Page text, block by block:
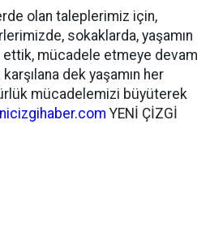
olan taleplerimiz için,
sokaklarda, yaşamın
ettik, mücadele etmeye devam
dek yaşamın her
mücadelemizi büyüterek
YENİ ÇİZGİ